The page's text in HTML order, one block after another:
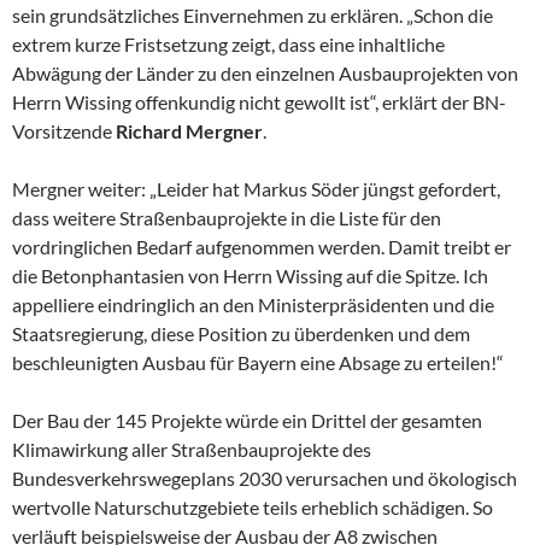
sein grundsätzliches Einvernehmen zu erklären. „Schon die
extrem kurze Fristsetzung zeigt, dass eine inhaltliche
Abwägung der Länder zu den einzelnen Ausbauprojekten von
Herrn Wissing offenkundig nicht gewollt ist“, erklärt der BN-
Vorsitzende Richard Mergner.
Mergner weiter: „Leider hat Markus Söder jüngst gefordert,
dass weitere Straßenbauprojekte in die Liste für den
vordringlichen Bedarf aufgenommen werden. Damit treibt er
die Betonphantasien von Herrn Wissing auf die Spitze. Ich
appelliere eindringlich an den Ministerpräsidenten und die
Staatsregierung, diese Position zu überdenken und dem
beschleunigten Ausbau für Bayern eine Absage zu erteilen!“
Der Bau der 145 Projekte würde ein Drittel der gesamten
Klimawirkung aller Straßenbauprojekte des
Bundesverkehrswegeplans 2030 verursachen und ökologisch
wertvolle Naturschutzgebiete teils erheblich schädigen. So
verläuft beispielsweise der Ausbau der A8 zwischen